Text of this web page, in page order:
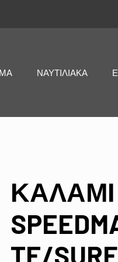
ΝΑΥΤΙΛΙΑΚΑ
ΚΑΛΑΜΙ
TE/